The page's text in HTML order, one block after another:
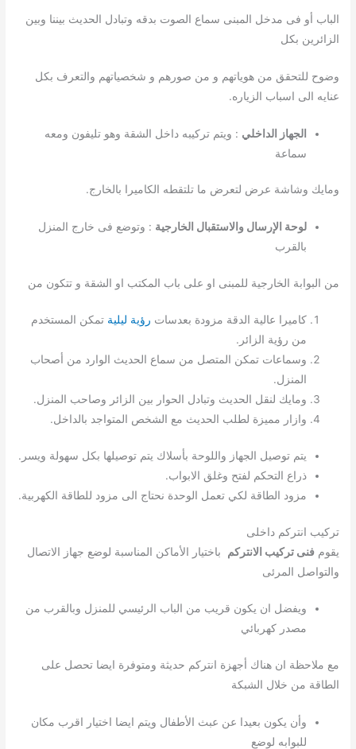
الباب أو فى مدخل المبنى سماع الصوت بدقه وتبادل الحديث بيننا وبين
الزائرين بكل
وضوح للتحقق من هوياتهم و من صورهم و شخصياتهم والتعرف بكل
عنايه الى اسباب الزياره.
الجهاز الداخلي : ويتم تركيبه داخل الشقة وهو تليفون ومعه
سماعة
ومايك وشاشة عرض لتعرض ما تلتقطه الكاميرا بالخارج.
لوحة الإرسال والاستقبال الخارجية : وتوضع فى خارج المنزل
بالقرب
من البوابة الخارجية للمبنى او على باب المكتب او الشقة و تتكون من
كاميرا عالية الدقة مزودة بعدسات رؤية ليلية تمكن المستخدم
من رؤية الزائر.
وسماعات تمكن المتصل من سماع الحديث الوارد من أصحاب
المنزل.
ومايك لنقل الحديث وتبادل الحوار بين الزائر وصاحب المنزل.
وازار مميزة لطلب الحديث مع الشخص المتواجد بالداخل.
يتم توصيل الجهاز واللوحة بأسلاك يتم توصيلها بكل سهولة ويسر.
ذراع التحكم لفتح وغلق الابواب.
مزود الطاقة لكي تعمل الوحدة نحتاج الى مزود للطاقة الكهربية.
تركيب انتركم داخلى
يقومفنى تركيب الانتركم
باختيار الأماكن المناسبة لوضع جهاز الاتصال
والتواصل المرئى
ويفضل ان يكون قريب من الباب الرئيسي للمنزل وبالقرب من
مصدر كهربائي
مع ملاحظة ان هناك أجهزة انتركم حديثة ومتوفرة ايضا تحصل على
الطاقة من خلال الشبكة
وأن يكون بعيدا عن عبث الأطفال ويتم ايضا اختيار اقرب مكان
للبوابه لوضع